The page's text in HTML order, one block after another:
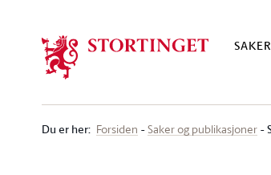
SAKER
Du er her: Forsiden Saker og publikasjoner